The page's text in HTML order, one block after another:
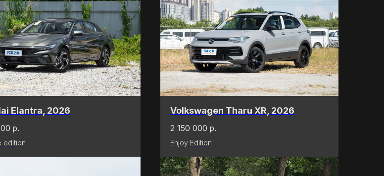
Elantra, 2026
р.
edition
Volkswagen Tharu XR, 2026
2 150 000 р.
Enjoy Edition